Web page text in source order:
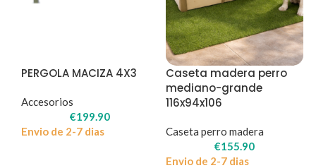
PERGOLA MACIZA 4X3
Accesorios
€199.90
Envio de 2-7 dias
Caseta madera perro
mediano-grande
116x94x106
Caseta perro madera
€155.90
Envio de 2-7 dias